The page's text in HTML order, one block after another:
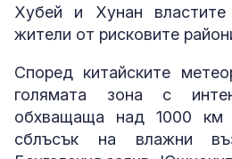
Хубей и Хунан властите
жители от рисковите
Според китайските
голямата зона с
обхващаща над 1000 км
сблъсък на влажни